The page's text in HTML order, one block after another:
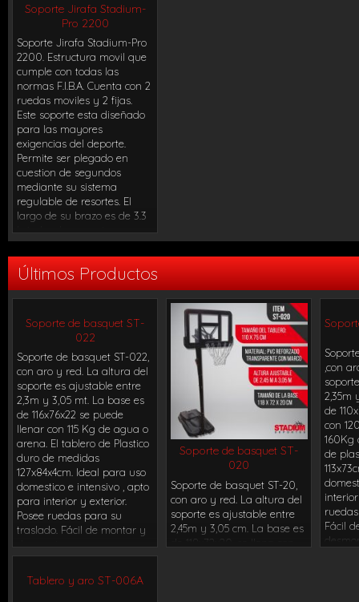
necesario quitarlos con
frecuencia. Mantiene las
depuradas líneas de diseño
de las estructuras móviles.
No precisa riendas que lo
estabilicen, ya que su
estructura de metal de
4,5mm. de espesor lo hace
sumamente estable y
resistente. Incluye tablero,
aro profesional c/red y
sistema elevador manual.
ancho,
m de
Soporte Jirafa Stadium-
Pro 2200
Soporte Jirafa Stadium-Pro
2200. Estructura movil que
cumple con todas las
normas F.I.B.A. Cuenta con 2
ruedas moviles y 2 fijas.
Este soporte esta diseñado
para las mayores
exigencias del deporte.
Permite ser plegado en
cuestion de segundos
mediante su sistema
regulable de resortes. El
largo de su brazo es de 3.3
brindando un metro
reglamentario desde la
linea de fondo del campo
de juego hasta su
proteccion frontal de 10 cm
de espesor con espuma de
alto impacto y madera
tapizadas con lona de PVC
ultraresistente.
Últimos Productos
Soporte de basquet ST-
022
Soporte de basquet ST-022,
con aro y red. La altura del
soporte es ajustable entre
2,3m y 3,05 mt. La base es
de 116x76x22 se puede
llenar con 115 Kg de agua o
arena. El tablero de Plastico
duro de medidas
127x84x4cm. Ideal para uso
domestico e intensivo , apto
para interior y exterior.
Posee ruedas para su
traslado. Fácil de montar y
desmontar
Soporte de basquet ST-
020
Soporte de basquet ST-20,
con aro y red. La altura del
soporte es ajustable entre
2,45m y 3,05 cm. La base es
de 118x72x20, se llena con
,con
2,35m
de
con
160Kg
de
Fácil
Tablero y aro ST-006A